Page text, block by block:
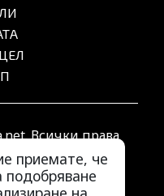
приемате, че
подобряване
Всички права